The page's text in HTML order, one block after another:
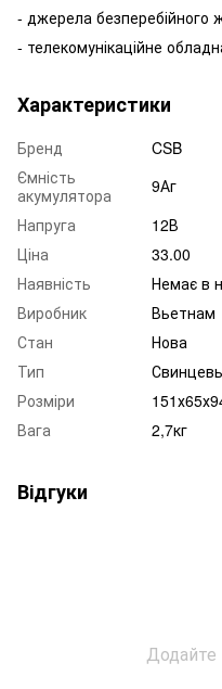
- джерела безперебійного
- телекомунікаційне
Характеристики
Бренд
CSB
Ємність
акумулятора
9Аг
Напруга
12В
Ціна
33.00
Наявність
Немає в
Виробник
Вьетнам
Стан
Нова
Тип
Розміри
Вага
2,7кг
Відгуки
Додайте